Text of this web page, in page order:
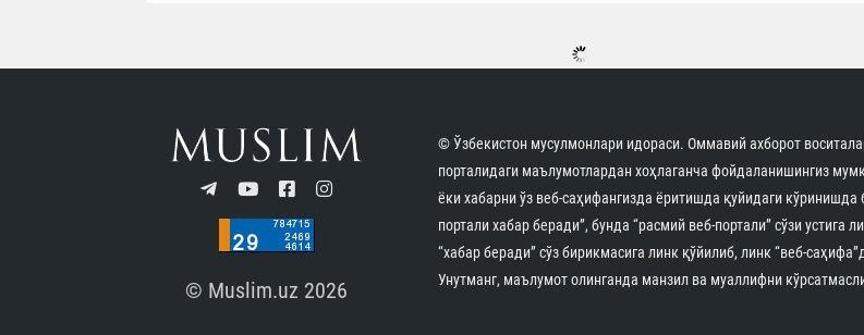
Имом Бухорий
меҳмон ташриф буюрди
Бугун вилоятимизда туризм соҳасидаги
мақсадлардан бири сайёҳлар сонини
бирга, уларнинг ҳудудда қолиш
сифатли хизматлар билан
С...